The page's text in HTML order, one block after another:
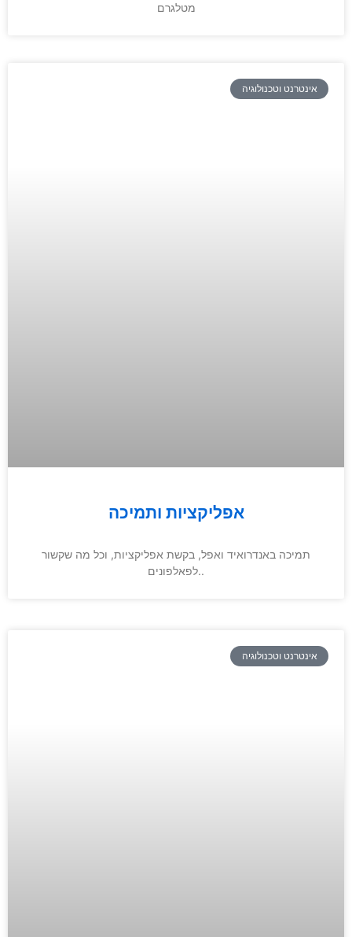
מטלגרם
אינטרנט וטכנולוגיה
אפליקציות ותמיכה
תמיכה באנדרואיד ואפל, בקשת אפליקציות, וכל מה שקשור
לפאלפונים..
אינטרנט וטכנולוגיה